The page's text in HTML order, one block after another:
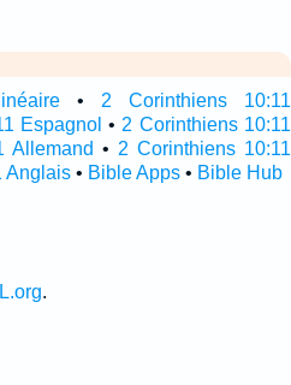
• 2 Corinthiens 10:11
Espagnol • 2 Corinthiens 10:11
Allemand • 2 Corinthiens 10:11
Anglais• Bible Apps• Bible Hub
.